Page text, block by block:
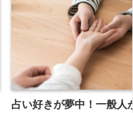
占い好きが夢中！一般人